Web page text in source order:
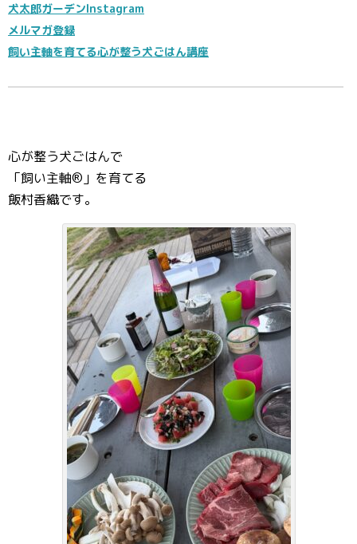
犬太郎ガーデンInstagram
メルマガ登録
飼い主軸を育てる心が整う犬ごはん講座
心が整う犬ごはんで
「飼い主軸®️」を育てる
飯村香織です。